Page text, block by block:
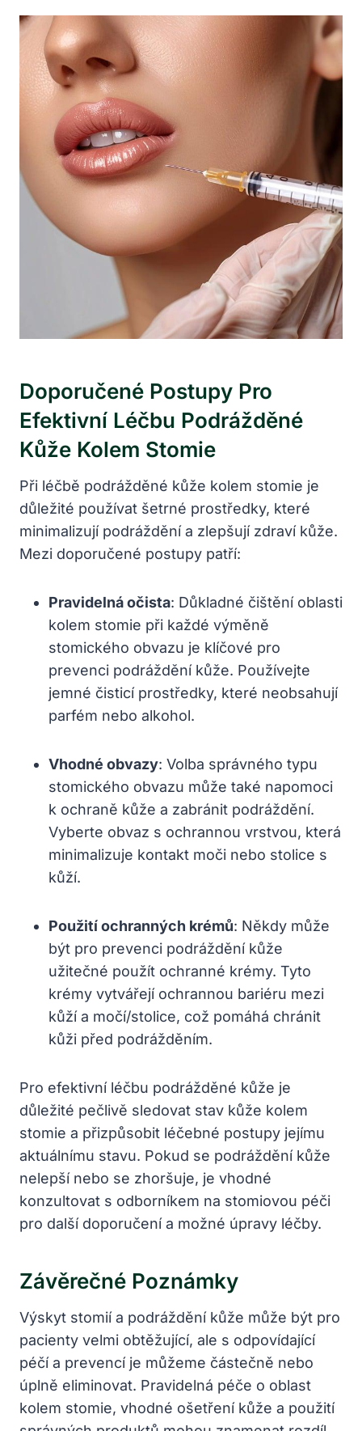
Doporučené Postupy Pro
Efektivní Léčbu Podrážděné
Kůže Kolem Stomie
Při léčbě podrážděné kůže kolem stomie je
důležité používat šetrné prostředky, které
minimalizují podráždění a zlepšují zdraví kůže.
Mezi doporučené postupy patří:
Pravidelná očista: Důkladné čištění oblasti
kolem stomie při každé výměně
stomického obvazu je klíčové pro
prevenci podráždění kůže. Používejte
jemné čisticí prostředky, které neobsahují
parfém nebo alkohol.
Vhodné obvazy: Volba správného typu
stomického obvazu může také napomoci
k ochraně kůže a zabránit podráždění.
Vyberte obvaz s ochrannou vrstvou, která
minimalizuje kontakt moči nebo stolice s
kůží.
Použití ochranných krémů: Někdy může
být pro prevenci podráždění kůže
užitečné použít ochranné krémy. Tyto
krémy vytvářejí ochrannou bariéru mezi
kůží a močí/stolice, což pomáhá chránit
kůži před podrážděním.
Pro efektivní léčbu podrážděné kůže je
důležité pečlivě sledovat stav kůže kolem
stomie a přizpůsobit léčebné postupy jejímu
aktuálnímu stavu. Pokud se podráždění kůže
nelepší nebo se zhoršuje, je vhodné
konzultovat s odborníkem na stomiovou péči
pro další doporučení a možné úpravy léčby.
Závěrečné Poznámky
Výskyt stomií a podráždění kůže může být pro
pacienty velmi obtěžující, ale s odpovídající
péčí a prevencí je můžeme částečně nebo
úplně eliminovat. Pravidelná péče o oblast
kolem stomie, vhodné ošetření kůže a použití